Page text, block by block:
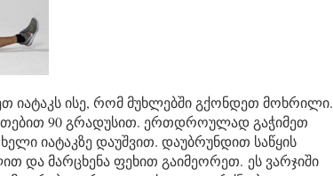
იატაკს ისე, რომ მუხლებში გქონდეთ მოხრილი.
90 გრადუსით. ერთდროულად გაჭიმეთ
იატაკზე დაუშვით. დაუბრუნდით საწყის
და მარცხენა ფეხით გაიმეორეთ. ეს ვარჯიში